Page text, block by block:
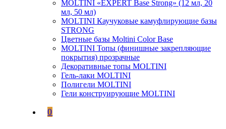
MOLTINI «EXPERT Base Strong» (12 мл, 20
мл, 50 мл)
MOLTINI Каучуковые камуфлирующие базы
STRONG
Цветные базы Moltini Color Base
MOLTINI Топы (финишные закрепляющие
покрытия) прозрачные
Декоративные топы MOLTINI
Гель-лаки MOLTINI
Полигели MOLTINI
Гели конструирующие MOLTINI
0